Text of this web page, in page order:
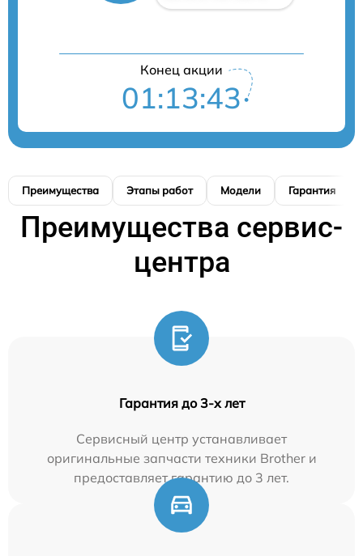
Конец акции
01:13:42
Преимущества Этапы работ Модели Гарантия
Преимущества сервис-
центра
Гарантия до 3-х лет
Сервисный центр устанавливает
оригинальные запчасти техники Brother и
предоставляет гарантию до 3 лет.